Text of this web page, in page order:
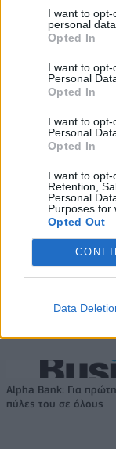
I want to
personal data.
Opted In
I want to
Personal
Opted In
I want to
Personal
Opted In
I want to opt-
Retention,
Personal
Purposes for
Opted Out
Data
Χρηματοδότηση 8
Ξεκίνησε το πενταετές
πρόγραμμα ενίσχυσης
Η Chery επενδύει 75
Το FIAT 500 Hybrid
18.990 ευρώ
18η συνεχόμενη
Alpha Bank: Για
πύλες του σε όλους